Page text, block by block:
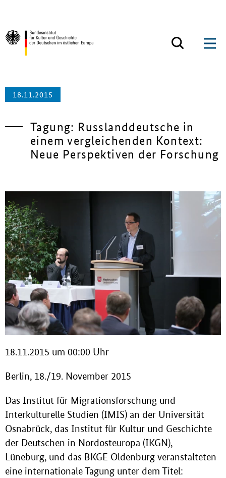
18.11.2015
Tagung: Russlanddeutsche in
einem vergleichenden Kontext:
Neue Perspektiven der Forschung
18.11.2015 um 00:00 Uhr
Berlin, 18./19. November 2015
Das Institut für Migrationsforschung und
Interkulturelle Studien (IMIS) an der Universität
Osnabrück, das Institut für Kultur und Geschichte
der Deutschen in Nordosteuropa (IKGN),
Lüneburg, und das BKGE Oldenburg veranstalteten
eine internationale Tagung unter dem Titel: